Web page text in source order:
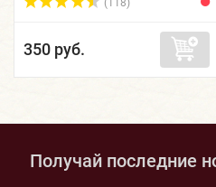
350 руб.
Получай последние